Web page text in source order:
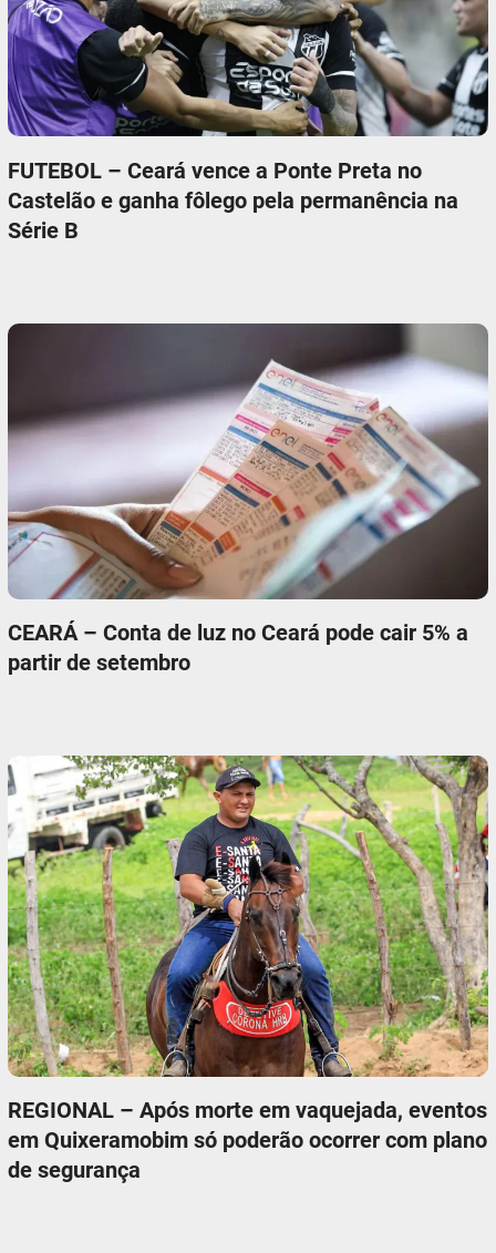
FUTEBOL – Ceará vence a Ponte Preta no
Castelão e ganha fôlego pela permanência na
Série B
CEARÁ – Conta de luz no Ceará pode cair 5% a
partir de setembro
REGIONAL – Após morte em vaquejada, eventos
em Quixeramobim só poderão ocorrer com plano
de segurança